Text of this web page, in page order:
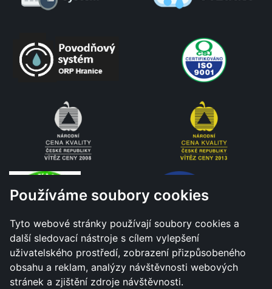
Používáme soubory cookies
Tyto webové stránky používají soubory cookies a
další sledovací nástroje s cílem vylepšení
uživatelského prostředí, zobrazení přizpůsobeného
obsahu a reklam, analýzy návštěvnosti webových
stránek a zjištění zdroje návštěvnosti.